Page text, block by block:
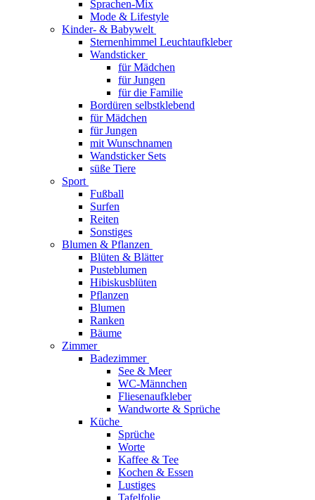
Sprachen-Mix
Mode & Lifestyle
Kinder- & Babywelt
Sternenhimmel Leuchtaufkleber
Wandsticker
für Mädchen
für Jungen
für die Familie
Bordüren selbstklebend
für Mädchen
für Jungen
mit Wunschnamen
Wandsticker Sets
süße Tiere
Sport
Fußball
Surfen
Reiten
Sonstiges
Blumen & Pflanzen
Blüten & Blätter
Pusteblumen
Hibiskusblüten
Pflanzen
Blumen
Ranken
Bäume
Zimmer
Badezimmer
See & Meer
WC-Männchen
Fliesenaufkleber
Wandworte & Sprüche
Küche
Sprüche
Worte
Kaffee & Tee
Kochen & Essen
Lustiges
Tafelfolie